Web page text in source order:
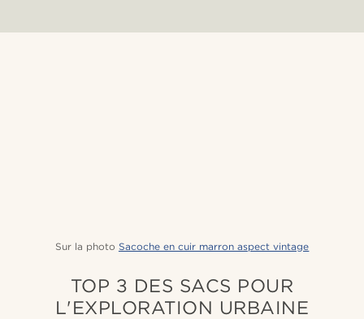
Sur la photo Sacoche en cuir marron aspect vintage
TOP 3 DES SACS POUR
L'EXPLORATION URBAINE